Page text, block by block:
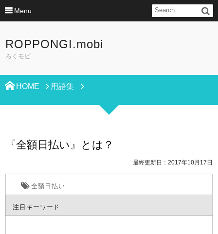
Menu
ROPPONGI.mobi
ろくモビ
HOME 用語集
『全額日払い』とは？
最終更新日：2017年10月17日
全額日払い
注目キーワード